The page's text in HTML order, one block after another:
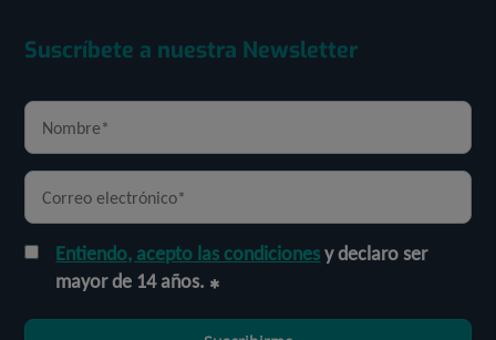
Suscríbete a nuestra Newsletter
Entiendo, acepto las condicionesy declaro ser
mayor de 14 años.